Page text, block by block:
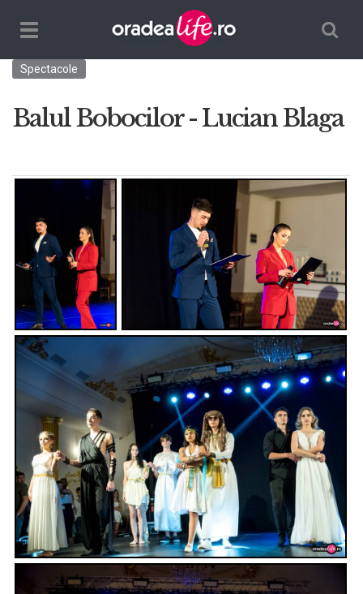
TPL_ORADEALIFE_TOGGLE_NAVIGATION
Spectacole
Balul Bobocilor - Lucian Blaga